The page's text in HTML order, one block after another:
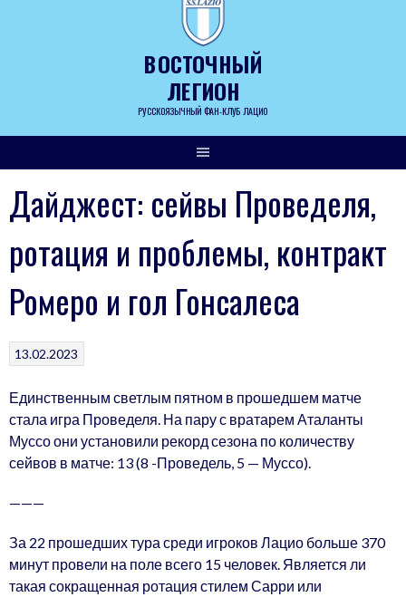
ВОСТОЧНЫЙ
ЛЕГИОН
РУССКОЯЗЫЧНЫЙ ФАН-КЛУБ ЛАЦИО
Дайджест: сейвы Проведеля,
ротация и проблемы, контракт
Ромеро и гол Гонсалеса
13.02.2023
Единственным светлым пятном в прошедшем матче
стала игра Проведеля. На пару с вратарем Аталанты
Муссо они установили рекорд сезона по количеству
сейвов в матче: 13 (8 -Проведель, 5 — Муссо).
———
За 22 прошедших тура среди игроков Лацио больше 370
минут провели на поле всего 15 человек. Является ли
такая сокращенная ротация стилем Сарри или